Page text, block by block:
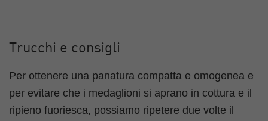
Trucchi e consigli
Per ottenere una panatura compatta e omogenea e
per evitare che i medaglioni si aprano in cottura e il
ripieno fuoriesca, possiamo ripetere due volte il